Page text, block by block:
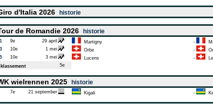
d'Italia 2026 historie
de Romandie 2026 historie
9e 29 april Martigny -
10e 1 mei Orbe -
10e 3 mei Lucens -
5e
wielrennen 2025 historie
7e 21 september Kigali -